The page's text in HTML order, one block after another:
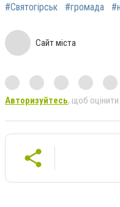
#Святогірськ #громада
Сайт міста
Авторизуйтесь, щоб оцінити